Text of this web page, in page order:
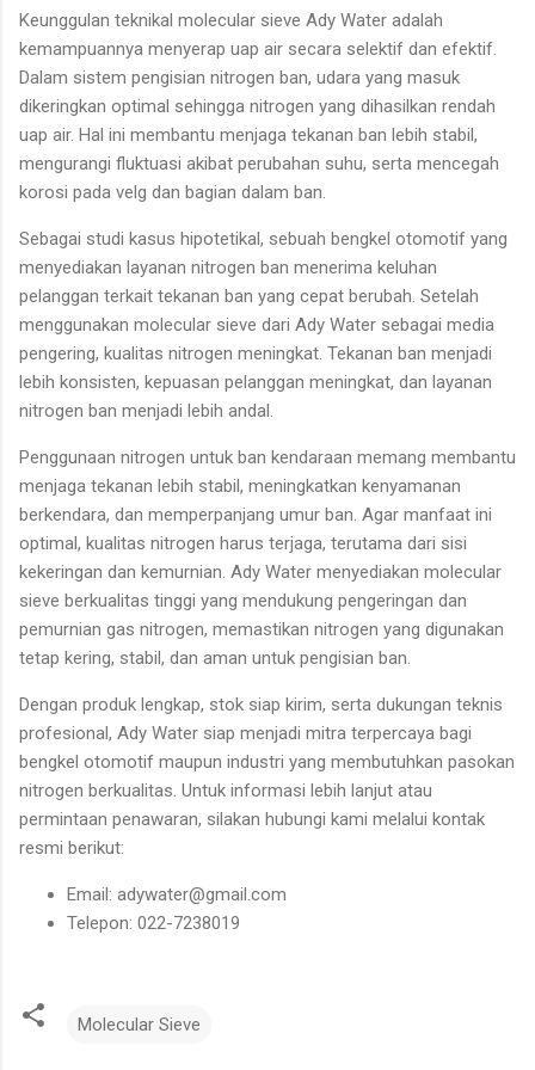
Keunggulan teknikal molecular sieve Ady Water adalah
kemampuannya menyerap uap air secara selektif dan efektif.
Dalam sistem pengisian nitrogen ban, udara yang masuk
dikeringkan optimal sehingga nitrogen yang dihasilkan rendah
uap air. Hal ini membantu menjaga tekanan ban lebih stabil,
mengurangi fluktuasi akibat perubahan suhu, serta mencegah
korosi pada velg dan bagian dalam ban.
Sebagai studi kasus hipotetikal, sebuah bengkel otomotif yang
menyediakan layanan nitrogen ban menerima keluhan
pelanggan terkait tekanan ban yang cepat berubah. Setelah
menggunakan molecular sieve dari Ady Water sebagai media
pengering, kualitas nitrogen meningkat. Tekanan ban menjadi
lebih konsisten, kepuasan pelanggan meningkat, dan layanan
nitrogen ban menjadi lebih andal.
Penggunaan nitrogen untuk ban kendaraan memang membantu
menjaga tekanan lebih stabil, meningkatkan kenyamanan
berkendara, dan memperpanjang umur ban. Agar manfaat ini
optimal, kualitas nitrogen harus terjaga, terutama dari sisi
kekeringan dan kemurnian. Ady Water menyediakan molecular
sieve berkualitas tinggi yang mendukung pengeringan dan
pemurnian gas nitrogen, memastikan nitrogen yang digunakan
tetap kering, stabil, dan aman untuk pengisian ban.
Dengan produk lengkap, stok siap kirim, serta dukungan teknis
profesional, Ady Water siap menjadi mitra terpercaya bagi
bengkel otomotif maupun industri yang membutuhkan pasokan
nitrogen berkualitas. Untuk informasi lebih lanjut atau
permintaan penawaran, silakan hubungi kami melalui kontak
resmi berikut:
Email: adywater@gmail.com
Telepon: 022-7238019
Molecular Sieve